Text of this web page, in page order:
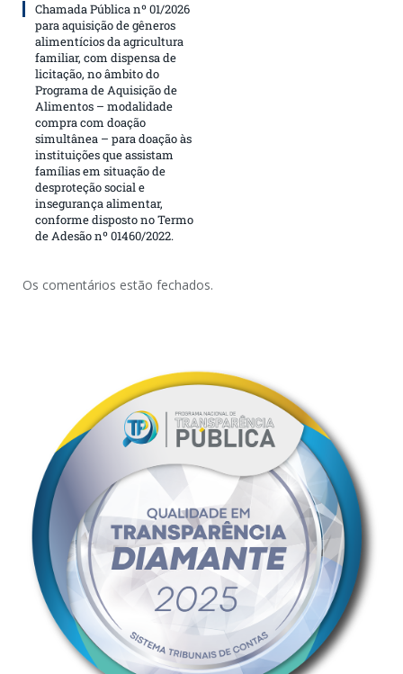
Chamada Pública nº 01/2026
para aquisição de gêneros
alimentícios da agricultura
familiar, com dispensa de
licitação, no âmbito do
Programa de Aquisição de
Alimentos – modalidade
compra com doação
simultânea – para doação às
instituições que assistam
famílias em situação de
desproteção social e
insegurança alimentar,
conforme disposto no Termo
de Adesão nº 01460/2022.
Os comentários estão fechados.